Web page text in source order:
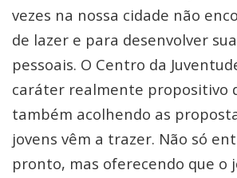
vezes na nossa cidade não
de lazer e para desenvolver
pessoais. O Centro da
caráter realmente propositivo
também acolhendo as
jovens vêm a trazer. Não só
pronto, mas oferecendo que o